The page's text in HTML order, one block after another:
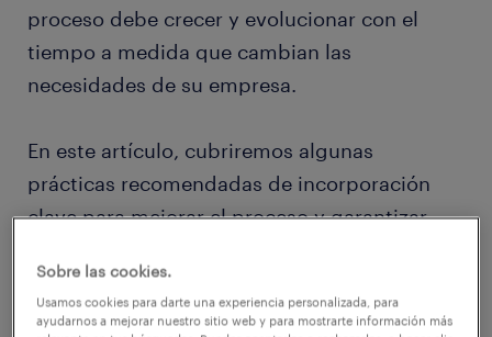
proceso debe crecer y evolucionar con el
tiempo a medida que cambian las
necesidades de su empresa.
En este artículo, cubriremos algunas
prácticas recomendadas de incorporación
clave para mejorar el proceso y garantizar
incorporación que el anterior.
Sobre las cookies.
Usamos cookies para darte una experiencia personalizada, para
ayudarnos a mejorar nuestro sitio web y para mostrarte información más